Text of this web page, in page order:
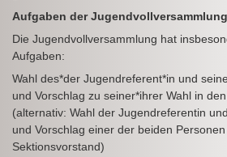
Aufgaben der Jugendvollversammlung
Die Jugendvollversammlung hat
Aufgaben:
Wahl des*der Jugendreferent*in und
und Vorschlag zu seiner*ihrer Wahl in
(alternativ: Wahl der Jugendreferentin
und Vorschlag einer der beiden
Sektionsvorstand)